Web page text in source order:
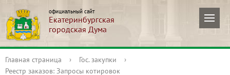
официальный сайт
Екатеринбургская
городская Дума
Главная страница › Гос. закупки
›
Реестр заказов: Запросы котировок